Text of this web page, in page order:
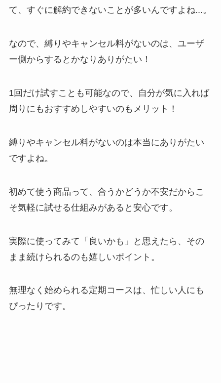
め！電話が繋がらな
解約できない？バロ
て、すぐに解約できないことが多いんですよね...。
なので、縛りやキャンセル料がないのは、ユーザ
ー側からするとかなりありがたい！
1回だけ試すことも可能なので、自分が気に入れば
周りにもおすすめしやすいのもメリット！
縛りやキャンセル料がないのは本当にありがたい
ですよね。
初めて使う商品って、合うかどうか不安だからこ
そ気軽に試せる仕組みがあると安心です。
実際に使ってみて「良いかも」と思えたら、その
まま続けられるのも嬉しいポイント。
無理なく始められる定期コースは、忙しい人にも
ぴったりです。